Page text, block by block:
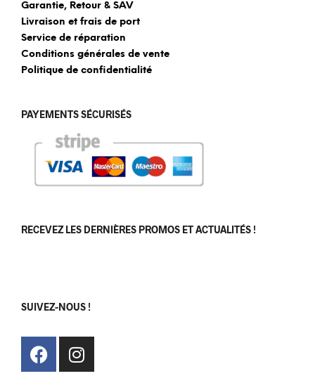
Garantie, Retour & SAV
Livraison et frais de port
Service de réparation
Conditions générales de vente
Politique de confidentialité
PAYEMENTS SÉCURISÉS
RECEVEZ LES DERNIÈRES PROMOS ET ACTUALITÉS !
SUIVEZ-NOUS !